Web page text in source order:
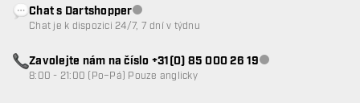
Chat s DartshopperZákaznický servis nedostupný
Chat je k dispozici 24/7, 7 dní v týdnu
Zavolejte nám na číslo +31(0) 85 000 26 19Zákaznický servis
8:00 - 21:00 (Po–Pá) Pouze anglicky